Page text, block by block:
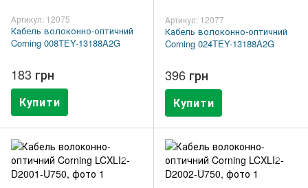
Артикул: 12075
Кабель волоконно-оптичний
Corning 008TEY-13188A2G
183 грн
Купити
Артикул: 12077
Кабель волоконно-оптичний
Corning 024TEY-13188A2G
396 грн
Купити